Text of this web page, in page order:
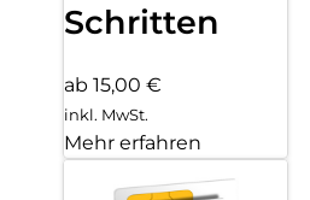
Schritten
ab 15,00 €
inkl. MwSt.
Mehr erfahren